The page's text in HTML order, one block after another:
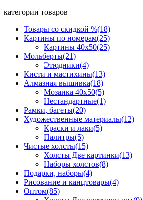
категории товаров
Товары со скидкой %(18)
Картины по номерам(25)
Картины 40x50(25)
Мольберты(21)
Этюдники(4)
Кисти и мастихины(13)
Алмазная вышивка(18)
Мозаика 40x50(5)
Нестандартные(1)
Рамки, багеты(20)
Художественные материалы(12)
Краски и лаки(5)
Палитры(5)
Чистые холсты(15)
Холсты Две картинки(13)
Наборы холстов(8)
Подарки, наборы(4)
Рисование и канцтовары(4)
Оптом(85)